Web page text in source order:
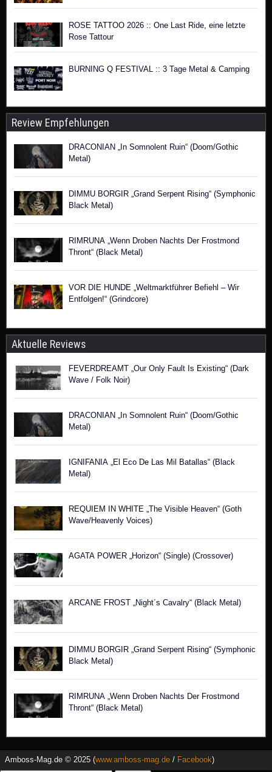
ROSE TATTOO 2026 :: One Last Ride, eine letzte
Rose Tattour
BURNING Q FESTIVAL :: 3 Tage Metal & Camping
Review Empfehlungen
DRACONIAN „In Somnolent Ruin“ (Doom/Gothic
Metal)
DIMMU BORGIR „Grand Serpent Rising“ (Symphonic
Black Metal)
RIMRUNA „Wenn Droben Nachts Der Frostmond
Thront“ (Black Metal)
VOR DIE HUNDE „Weltmarktführer Befiehl – Wir
Entfolgen!“ (Grindcore)
Aktuelle Reviews
FEVERDREAMT „Our Only Fault Is Existing“ (Dark
Wave / Folk Noir)
DRACONIAN „In Somnolent Ruin“ (Doom/Gothic
Metal)
IGNIFANIA „El Eco De Las Mil Batallas“ (Black
Metal)
REQUIEM IN WHITE „The Visible Heaven“ (Goth
Wave/Heavenly Voices)
AGATA POWER „Horizon“ (Single) (Crossover)
ARCANE FROST „Night´s Cavalry“ (Black Metal)
DIMMU BORGIR „Grand Serpent Rising“ (Symphonic
Black Metal)
RIMRUNA „Wenn Droben Nachts Der Frostmond
Thront“ (Black Metal)
Amboss-Mag.de © 2025 (www.amboss-mag.de / Facebook)